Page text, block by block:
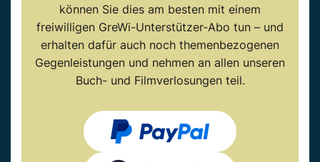
können Sie dies am besten mit einem
freiwilligen GreWi-Unterstützer-Abo tun – und
erhalten dafür auch noch themenbezogenen
Gegenleistungen und nehmen an allen unseren
Buch- und Filmverlosungen teil.